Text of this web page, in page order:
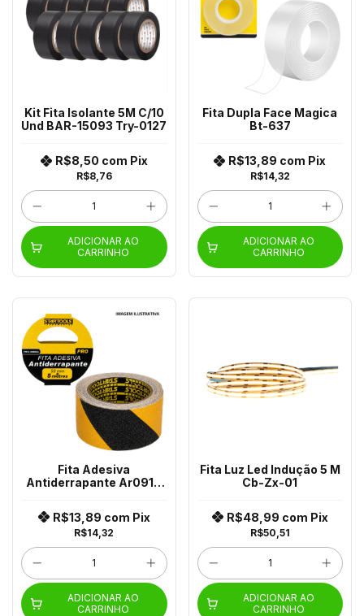
Kit Fita Isolante 5M C/10
Und BAR-15093 Try-0127
R$8,76
R$8,50 com Pix
ADICIONAR AO
CARRINHO
Fita Dupla Face Magica
Bt-637
R$14,32
R$13,89 com Pix
ADICIONAR AO
CARRINHO
Fita Adesiva
Antiderrapante Ar0910
R$14,32
R$13,89 com Pix
ADICIONAR AO
CARRINHO
Fita Luz Led Indução 5 M
Cb-Zx-01
R$50,51
R$48,99 com Pix
ADICIONAR AO
CARRINHO